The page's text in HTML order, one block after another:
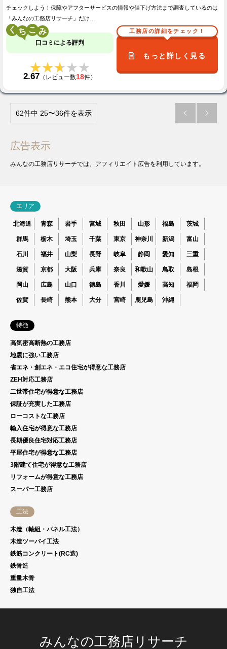
チェックしよう！保障やアフターサービスの情報や値下げ方法まで調査しているのは
「みんなの工務店リサーチ」だけ…
く こ
口コミによる評判
★★★★★
★★★★★
2.67 （レビュー数18件）
工務店の詳細をチェック！
もっと詳しく見る
62件中 25〜36件を表示  
広告表示
みんなの工務店リサーチでは、アフィリエイト広告を利用しています。
エリア
北海道 青森 岩手 宮城 秋田 山形 福島 茨城
群馬 栃木 埼玉 千葉 東京 神奈川 新潟 富山
石川 福井 山梨 長野 岐阜 静岡 愛知 三重
滋賀 京都 大阪 兵庫 奈良 和歌山 鳥取 島根
岡山 広島 山口 徳島 香川 愛媛 高知 福岡
佐賀 長崎 熊本 大分 宮崎 鹿児島 沖縄
特徴
高気密高断熱の工務店
地震に強い工務店
省エネ・創エネ・エコ住宅が得意な工務店
ZEH対応工務店
二世帯住宅が得意な工務店
保証が充実した工務店
ローコストな工務店
輸入住宅が得意な工務店
長期優良住宅対応工務店
平屋住宅が得意な工務店
3階建て住宅が得意な工務店
リフォームが得意な工務店
スーパー工務店
工法
木造（軸組・パネル工法）
木造ツーバイ工法
鉄筋コンクリート(RC造)
鉄骨造
重量木骨
独自工法
みんなの工務店リサーチ